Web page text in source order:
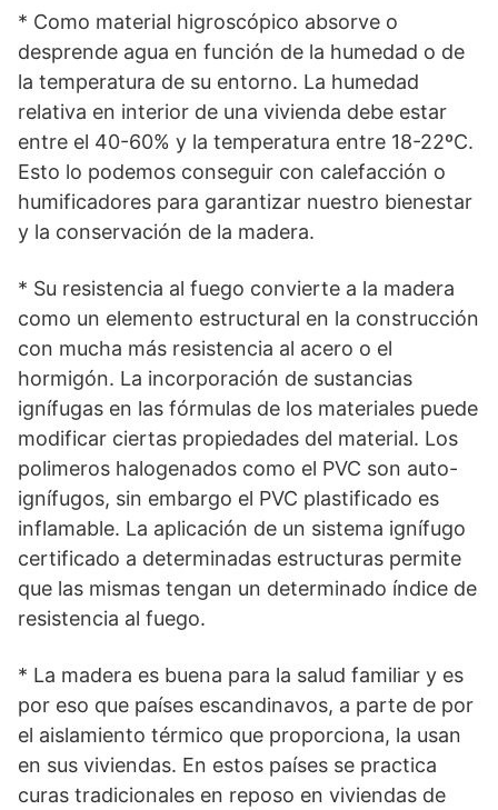
* Como material higroscópico absorve o
desprende agua en función de la humedad o de
la temperatura de su entorno. La humedad
relativa en interior de una vivienda debe estar
entre el 40-60% y la temperatura entre 18-22ºC.
Esto lo podemos conseguir con calefacción o
humificadores para garantizar nuestro bienestar
y la conservación de la madera.
* Su resistencia al fuego convierte a la madera
como un elemento estructural en la construcción
con mucha más resistencia al acero o el
hormigón. La incorporación de sustancias
ignífugas en las fórmulas de los materiales puede
modificar ciertas propiedades del material. Los
polimeros halogenados como el PVC son auto-
ignífugos, sin embargo el PVC plastificado es
inflamable. La aplicación de un sistema ignífugo
certificado a determinadas estructuras permite
que las mismas tengan un determinado índice de
resistencia al fuego.
* La madera es buena para la salud familiar y es
por eso que países escandinavos, a parte de por
el aislamiento térmico que proporciona, la usan
en sus viviendas. En estos países se practica
curas tradicionales en reposo en viviendas de